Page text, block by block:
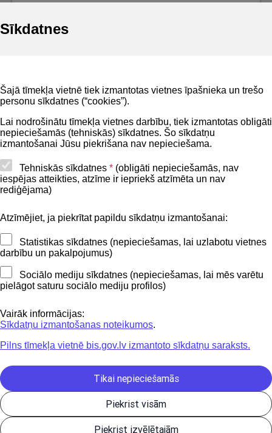
Sīkdatnes
Šajā tīmekļa vietnē tiek izmantotas vietnes īpašnieka un trešo
personu sīkdatnes (“cookies”).
Lai nodrošinātu tīmekļa vietnes darbību, tiek izmantotas obligāti
nepieciešamās (tehniskās) sīkdatnes. Šo sīkdatņu
izmantošanai Jūsu piekrišana nav nepieciešama.
Tehniskās sīkdatnes * (obligāti nepieciešamās, nav
iespējas atteikties, atzīme ir iepriekš atzīmēta un nav
rediģējama)
Atzīmējiet, ja piekrītat papildu sīkdatņu izmantošanai:
Statistikas sīkdatnes (nepieciešamas, lai uzlabotu vietnes
darbību un pakalpojumus)
Sociālo mediju sīkdatnes (nepieciešamas, lai mēs varētu
pielāgot saturu sociālo mediju profilos)
Vairāk informācijas:
Sīkdatņu izmantošanas noteikumos.
Pilns tīmekļa vietnē bis.gov.lv izmantoto sīkdatņu saraksts.
Piekrist izvēlētajām
Piekrist visām
Tikai nepieciešamās
Privātuma politika
Lapas karte
Piekļūstamības paziņojums
Kontakti
BIS atbalsta dienesta tālrunis:
Sekojiet mums
Lejupielādejiet
Būvniecības valsts kontroles birojs | Informācijas pārpublicēšanas